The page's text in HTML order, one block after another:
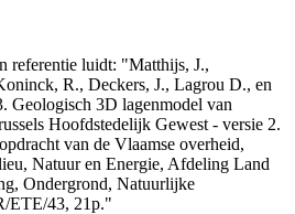
referentie luidt: "Matthijs, J.,
R., Deckers, J., Lagrou D., en
Geologisch 3D lagenmodel van
Hoofdstedelijk Gewest - versie 2.
van de Vlaamse overheid,
Natuur en Energie, Afdeling Land
Ondergrond, Natuurlijke
ETE/43, 21p."